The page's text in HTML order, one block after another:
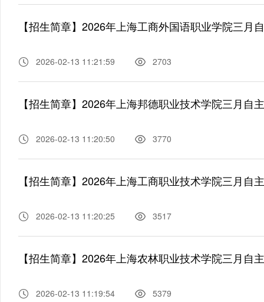
【招生简章】2026年上海工商外国语职业学院三月
2026-02-13 11:21:59 2703
【招生简章】2026年上海邦德职业技术学院三月自
2026-02-13 11:20:50 3770
【招生简章】2026年上海工商职业技术学院三月自
2026-02-13 11:20:25 3517
【招生简章】2026年上海农林职业技术学院三月自
2026-02-13 11:19:54 5379